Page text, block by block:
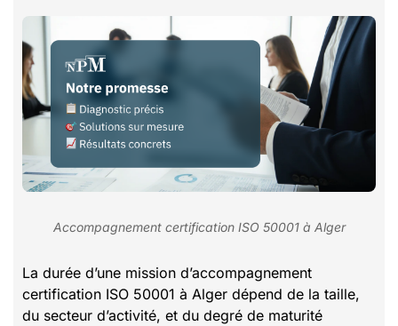
Accompagnement certification ISO 50001 à Alger
La durée d’une mission d’accompagnement
certification ISO 50001 à Alger dépend de la taille,
du secteur d’activité, et du degré de maturité